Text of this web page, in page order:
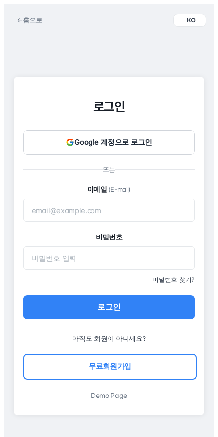
←홈으로 KO
로그인
Google 계정으로 로그인
또는
이메일 (E-mail)
비밀번호
비밀번호 찾기?
로그인
아직도 회원이 아니세요?
무료회원가입
Demo Page